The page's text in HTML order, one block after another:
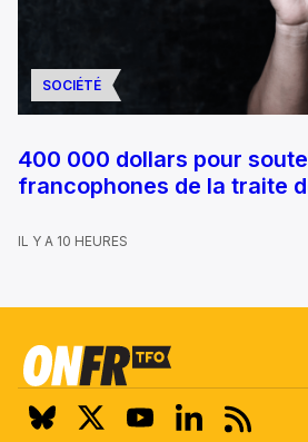
SOCIÉTÉ
400 000 dollars pour
francophones de la traite
IL Y A 10 HEURES